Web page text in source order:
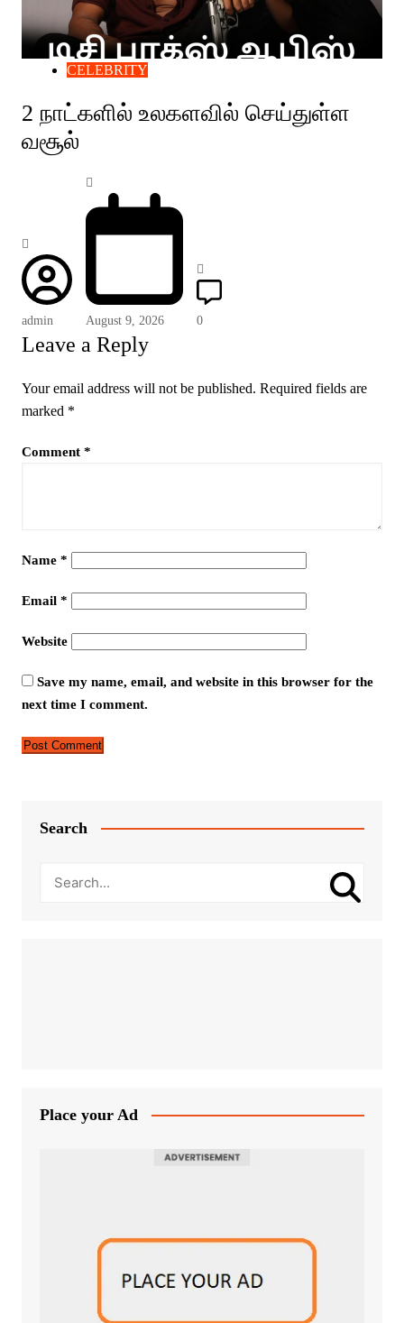
CELEBRITY
2 நாட்களில் உலகளவில் செய்துள்ள
வசூல்
admin August 9, 2026 0
Leave a Reply
Your email address will not be published. Required fields are
marked *
Comment *
Name *
Email *
Website
Save my name, email, and website in this browser for the
next time I comment.
Search
Place your Ad